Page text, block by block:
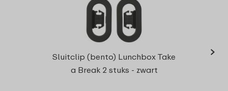
Sluitclip (bento) Lunchbox Take
a Break 2 stuks - zwart
›